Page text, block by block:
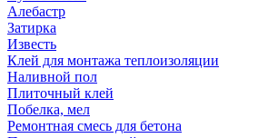
Алебастр
Затирка
Известь
Клей для монтажа теплоизоляции
Наливной пол
Плиточный клей
Побелка, мел
Ремонтная смесь для бетона